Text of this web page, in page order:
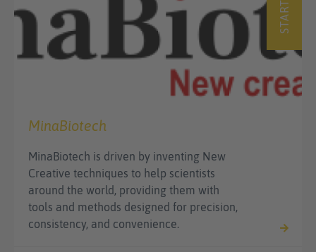
MinaBiotech
MinaBiotech is driven by inventing New
Creative techniques to help scientists
around the world, providing them with
tools and methods designed for precision,
consistency, and convenience.